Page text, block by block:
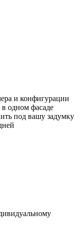
и конфигурации
одном фасаде
под вашу задумку